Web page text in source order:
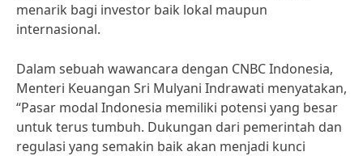
menarik bagi investor baik lokal maupun
internasional.
Dalam sebuah wawancara dengan CNBC Indonesia,
Menteri Keuangan Sri Mulyani Indrawati menyatakan,
“Pasar modal Indonesia memiliki potensi yang besar
untuk terus tumbuh. Dukungan dari pemerintah dan
regulasi yang semakin baik akan menjadi kunci